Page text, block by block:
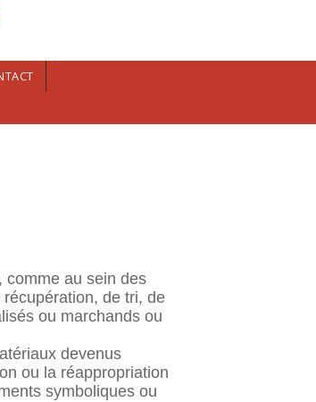
comme au sein des
de tri, de
ou marchands ou
devenus
ou la réappropriation
symboliques ou